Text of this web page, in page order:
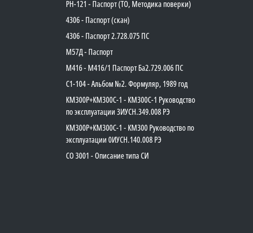
PH-121 - Паспорт (ТО, Методика поверки)
4306 - Паспорт (скан)
4306 - Паспорт 2.728.075 ПС
М57Д - Паспорт
М416 - М416/1 Паспорт Ба2.729.006 ПС
C1-104 - Альбом №2. Формуляр, 1989 год
КМ300Р+КМ300С-1 - КМ300C-1 Руководство
по эксплуатации 3ИУСН.349.008 РЭ
КМ300Р+КМ300С-1 - КМ300 Руководство по
эксплуатации 0ИУСН.140.008 РЭ
СО 3001 - Описание типа СИ